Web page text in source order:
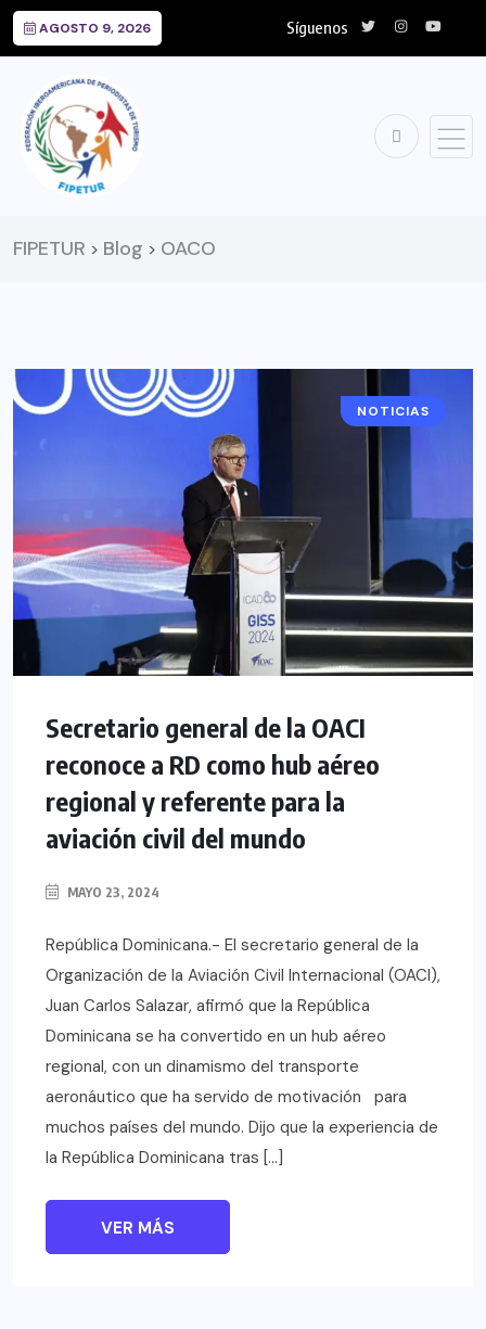
AGOSTO 9, 2026 Síguenos
FIPETUR > Blog > OACO
NOTICIAS
Secretario general de la OACI
reconoce a RD como hub aéreo
regional y referente para la
aviación civil del mundo
MAYO 23, 2024
República Dominicana.- El secretario general de la
Organización de la Aviación Civil Internacional (OACI),
Juan Carlos Salazar, afirmó que la República
Dominicana se ha convertido en un hub aéreo
regional, con un dinamismo del transporte
aeronáutico que ha servido de motivación para
muchos países del mundo. Dijo que la experiencia de
la República Dominicana tras […]
VER MÁS